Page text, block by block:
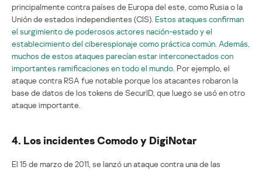
principalmente contra países de Europa del este, como Rusia o la
Unión de estados independientes (CIS). Estos ataques confirman
el surgimiento de poderosos actores nación-estado y el
establecimiento del ciberespionaje como práctica común. Además,
muchos de estos ataques parecían estar interconectados con
importantes ramificaciones en todo el mundo. Por ejemplo, el
ataque contra RSA fue notable porque los atacantes robaron la
base de datos de los tokens de SecurID, que luego se usó en otro
ataque importante.
4. Los incidentes Comodo y DigiNotar
El 15 de marzo de 2011, se lanzó un ataque contra una de las